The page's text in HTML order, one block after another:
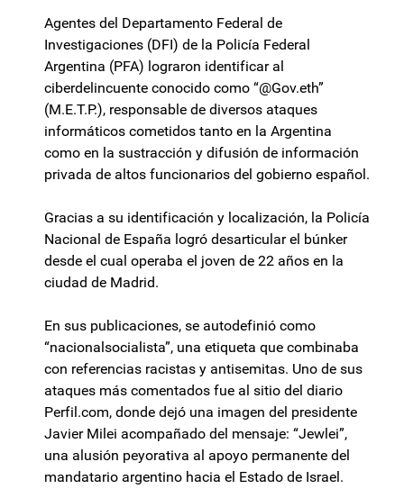
Agentes del Departamento Federal de
Investigaciones (DFI) de la Policía Federal
Argentina (PFA) lograron identificar al
ciberdelincuente conocido como “@Gov.eth”
(M.E.T.P.), responsable de diversos ataques
informáticos cometidos tanto en la Argentina
como en la sustracción y difusión de información
privada de altos funcionarios del gobierno español.
Gracias a su identificación y localización, la Policía
Nacional de España logró desarticular el búnker
desde el cual operaba el joven de 22 años en la
ciudad de Madrid.
En sus publicaciones, se autodefinió como
“nacionalsocialista”, una etiqueta que combinaba
con referencias racistas y antisemitas. Uno de sus
ataques más comentados fue al sitio del diario
Perfil.com, donde dejó una imagen del presidente
Javier Milei acompañado del mensaje: “Jewlei”,
una alusión peyorativa al apoyo permanente del
mandatario argentino hacia el Estado de Israel.